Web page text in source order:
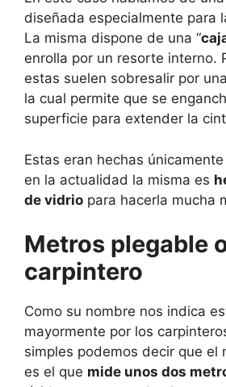
diseñada especialmente para
La misma dispone de una “
enrolla por un resorte interno.
estas suelen sobresalir por
la cual permite que se
superficie para extender la
Estas eran hechas
en la actualidad la misma es
de vidrio para hacerla mucha
Metros plegable
carpintero
Como su nombre nos indica
mayormente por los
simples podemos decir que el
es el que mide unos dos